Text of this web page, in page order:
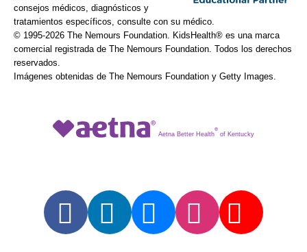
consejos médicos, diagnósticos y
tratamientos específicos, consulte con su médico.
© 1995-2026 The Nemours Foundation. KidsHealth® es una marca
comercial registrada de The Nemours Foundation. Todos los derechos
reservados.
Imágenes obtenidas de The Nemours Foundation y Getty Images.
Aetna Better Health
®
of Kentucky